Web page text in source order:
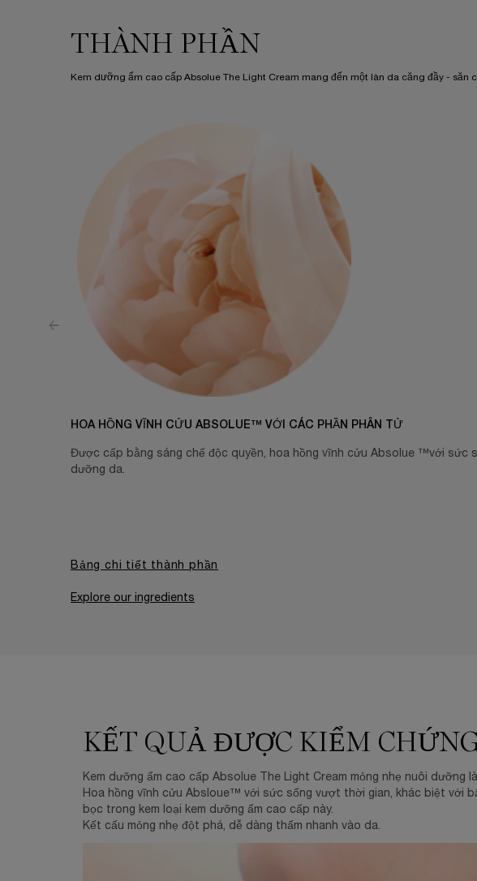
THÀNH PHẦN
Kem dưỡng ẩm cao cấp Absolue The Light Cream mang đến một làn da căng đầy - săn
HOA HỒNG VĨNH CỬU ABSOLUE™️ VỚI CÁC PHẦN PHÂN TỬ
Được cấp bằng sáng chế độc quyền, hoa hồng vĩnh cửu Absolue ™️với sức
dưỡng da.
Bảng chi tiết thành phần
Explore our ingredients
KẾT QUẢ ĐƯỢC KIỂM
Kem dưỡng ẩm cao cấp Absolue The Light Cream mỏng nhẹ nuôi dưỡng
Hoa hồng vĩnh cửu Absloue™️ với sức sống vượt thời gian, khác biệt với
bọc trong kem loại kem dưỡng ẩm cao cấp này.
Kết cấu mỏng nhẹ đột phá, dễ dàng thấm nhanh vào da.